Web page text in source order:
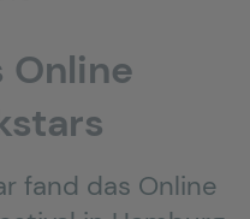
Online
fand das Online